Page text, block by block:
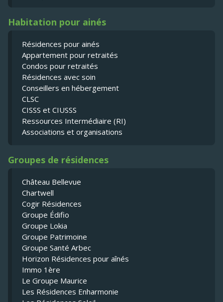
Habitation pour ainés
Résidences pour ainés
Appartement pour retraités
Condos pour retraités
Résidences avec soin
Conseillers en hébergement
CLSC
CISSS et CIUSSS
Ressources Intermédiaire (RI)
Associations et organisations
Groupes de résidences
Château Bellevue
Chartwell
Cogir Résidences
Groupe Édifio
Groupe Lokia
Groupe Patrimoine
Groupe Santé Arbec
Horizon Résidences pour aînés
Immo 1ère
Le Groupe Maurice
Les Résidences Enharmonie